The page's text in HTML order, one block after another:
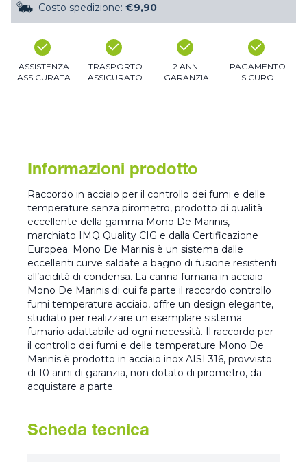
Costo spedizione: €9,90
ASSISTENZA
ASSICURATA
TRASPORTO
ASSICURATO
2 ANNI
GARANZIA
PAGAMENTO
SICURO
Informazioni prodotto
Raccordo in acciaio per il controllo dei fumi e delle
temperature senza pirometro, prodotto di qualità
eccellente della gamma Mono De Marinis,
marchiato IMQ Quality CIG e dalla Certificazione
Europea. Mono De Marinis è un sistema dalle
eccellenti curve saldate a bagno di fusione resistenti
all’acidità di condensa. La canna fumaria in acciaio
Mono De Marinis di cui fa parte il raccordo controllo
fumi temperature acciaio, offre un design elegante,
studiato per realizzare un esemplare sistema
fumario adattabile ad ogni necessità. Il raccordo per
il controllo dei fumi e delle temperature Mono De
Marinis è prodotto in acciaio inox AISI 316, provvisto
di 10 anni di garanzia, non dotato di pirometro, da
acquistare a parte.
Scheda tecnica